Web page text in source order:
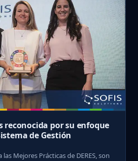
reconocida por su enfoque
de Gestión
Mejores Prácticas de DERES, son